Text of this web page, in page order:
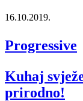
16.10.2019.
Progressive
Kuhaj
prirodno!